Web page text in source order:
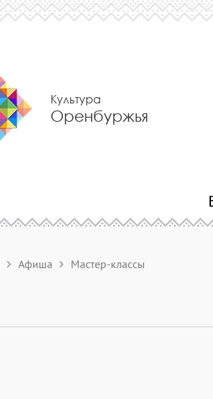
Культура
Оренбуржья
Афиша Мастер-классы